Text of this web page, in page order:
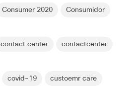
Consumer 2020 Consumidor
contact center contactcenter
covid-19 custoemr care